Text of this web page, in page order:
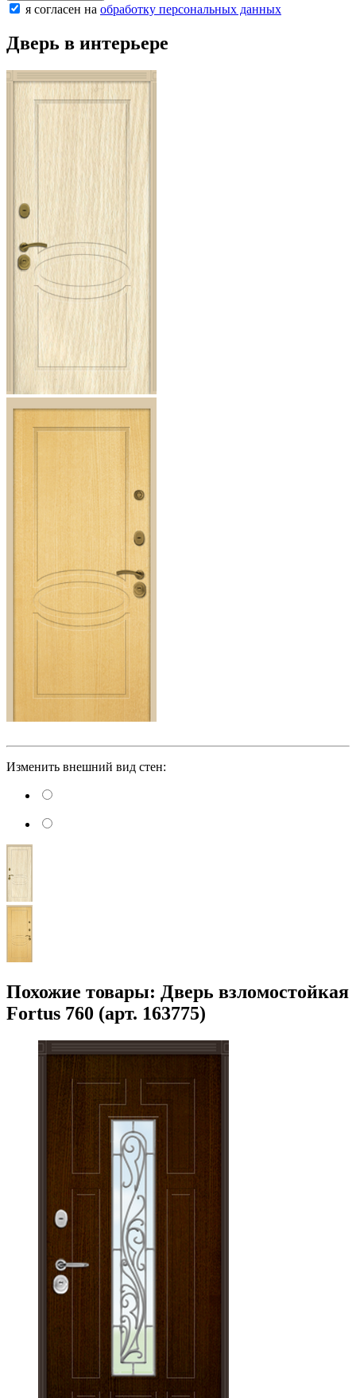
я согласен на обработку персональных данных
Дверь в интерьере
Изменить внешний вид стен:
Похожие товары: Дверь взломостойкая
Fortus 760 (арт. 163775)